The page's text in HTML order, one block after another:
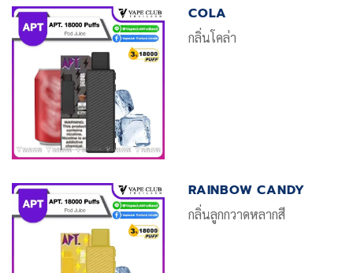
COLA
กลิ่นโคล่า
RAINBOW CANDY
กลิ่นลูกกวาดหลากสี